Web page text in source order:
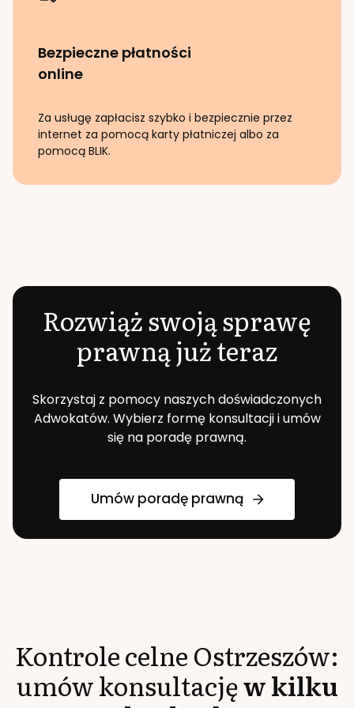
Bezpieczne płatności
online
Za usługę zapłacisz szybko i bezpiecznie przez
internet za pomocą karty płatniczej albo za
pomocą BLIK.
Rozwiąż swoją sprawę
prawną już teraz
Skorzystaj z pomocy naszych doświadczonych
Adwokatów. Wybierz formę konsultacji i umów
się na poradę prawną.
Umów poradę prawną
Kontrole celneOstrzeszów:
umów konsultacjęw kilku